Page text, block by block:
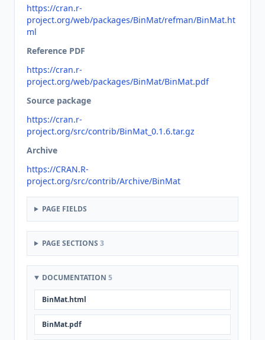
https://cran.r-
project.org/web/packages/BinMat/refman/BinMat.ht
ml
Reference PDF
https://cran.r-
project.org/web/packages/BinMat/BinMat.pdf
Source package
https://cran.r-
project.org/src/contrib/BinMat_0.1.6.tar.gz
Archive
https://CRAN.R-
project.org/src/contrib/Archive/BinMat
PAGE FIELDS
PAGE SECTIONS 3
DOCUMENTATION 5
BinMat.html
BinMat.pdf